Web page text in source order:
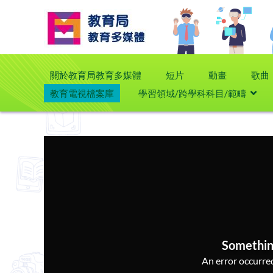
關於教育局教育多媒體 短片 動畫
歌曲
教育電視檔案庫
學習領域/跨學科科目/範疇
An error